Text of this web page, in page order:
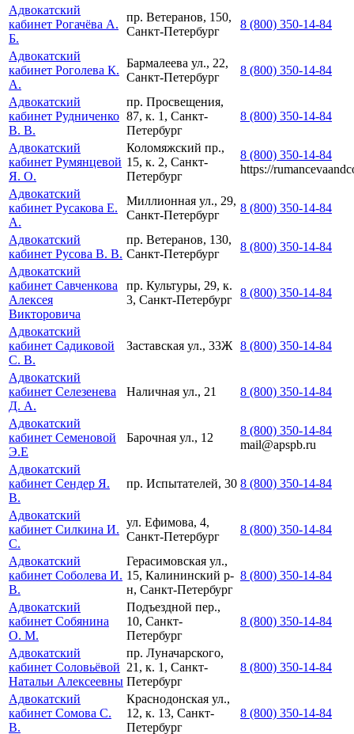
Адвокатский
кабинет Рогачёва А.
Б.
пр. Ветеранов, 150,
Санкт-Петербург
8 (800) 350-14-84
Адвокатский
кабинет Роголева К.
А.
Бармалеева ул., 22,
Санкт-Петербург
8 (800) 350-14-84
Адвокатский
кабинет Рудниченко
В. В.
пр. Просвещения,
87, к. 1, Санкт-
Петербург
8 (800) 350-14-84
Адвокатский
кабинет Румянцевой
Я. О.
Коломяжский пр.,
15, к. 2, Санкт-
Петербург
8 (800) 350-14-84
https://
Адвокатский
кабинет Русакова Е.
А.
Миллионная ул., 29,
Санкт-Петербург
8 (800) 350-14-84
Адвокатский
кабинет Русова В. В.
пр. Ветеранов, 130,
Санкт-Петербург
8 (800) 350-14-84
Адвокатский
кабинет Савченкова
Алексея
Викторовича
пр. Культуры, 29, к.
3, Санкт-Петербург
8 (800) 350-14-84
Адвокатский
кабинет Садиковой
С. В.
Заставская ул., 33Ж 8 (800) 350-14-84
Адвокатский
кабинет Селезенева
Д. А.
Наличная ул., 21 8 (800) 350-14-84
Адвокатский
кабинет Семеновой
Э.Е
Барочная ул., 12
8 (800) 350-14-84
mail@apspb.ru
Адвокатский
кабинет Сендер Я.
В.
пр. Испытателей, 30 8 (800) 350-14-84
Адвокатский
кабинет Силкина И.
С.
ул. Ефимова, 4,
Санкт-Петербург
8 (800) 350-14-84
Адвокатский
кабинет Соболева И.
В.
Герасимовская ул.,
15, Калининский р-
н, Санкт-Петербург
8 (800) 350-14-84
Адвокатский
кабинет Собянина
О. М.
Подъездной пер.,
10, Санкт-
Петербург
8 (800) 350-14-84
Адвокатский
кабинет Соловьёвой
Натальи Алексеевны
пр. Луначарского,
21, к. 1, Санкт-
Петербург
8 (800) 350-14-84
Адвокатский
кабинет Сомова С.
В.
Краснодонская ул.,
12, к. 13, Санкт-
Петербург
8 (800) 350-14-84